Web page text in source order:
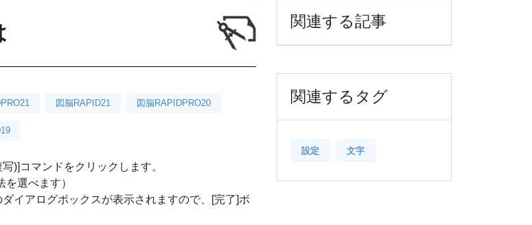
図脳RAPID21 図脳RAPIDPRO20
)]コマンドをクリックします。
選べます）
イアログボックスが表示されますので、[完了]ボ
関連する記事
関連するタグ
設定 文字